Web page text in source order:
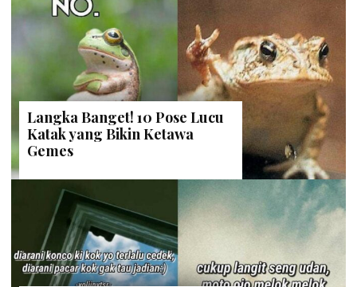
Langka Banget! 10 Pose Lucu
Katak yang Bikin Ketawa
Gemes